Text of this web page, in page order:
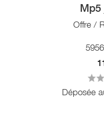
Offre /
Déposée